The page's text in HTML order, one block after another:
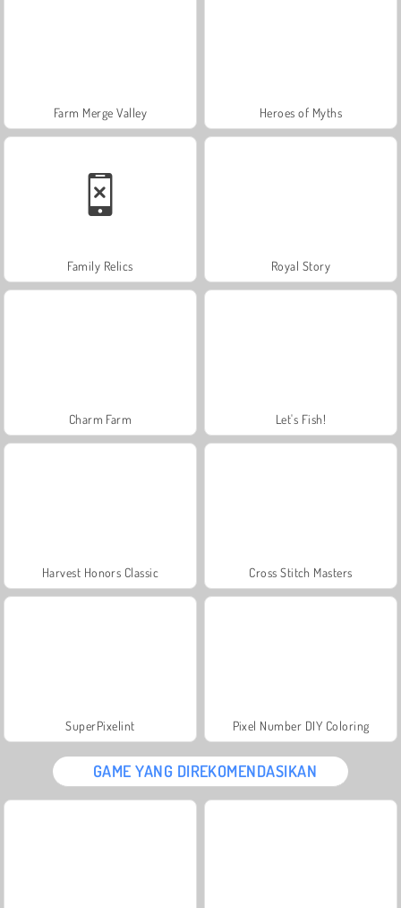
Farm Merge Valley Heroes of Myths
Family Relics Royal Story
Charm Farm Let's Fish!
Harvest Honors Classic Cross Stitch Masters
SuperPixelint Pixel Number DIY Coloring
GAME YANG DIREKOMENDASIKAN